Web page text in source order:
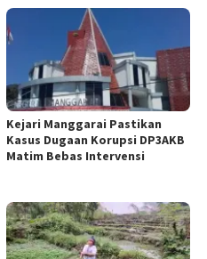
Kejari Manggarai Pastikan
Kasus Dugaan Korupsi DP3AKB
Matim Bebas Intervensi